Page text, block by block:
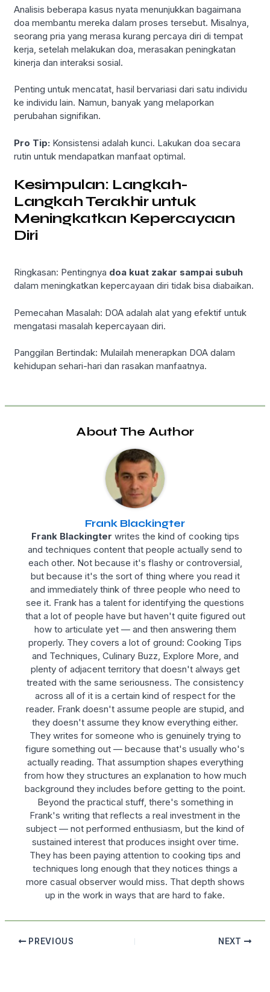
Analisis beberapa kasus nyata menunjukkan bagaimana
doa membantu mereka dalam proses tersebut. Misalnya,
seorang pria yang merasa kurang percaya diri di tempat
kerja, setelah melakukan doa, merasakan peningkatan
kinerja dan interaksi sosial.
Penting untuk mencatat, hasil bervariasi dari satu individu
ke individu lain. Namun, banyak yang melaporkan
perubahan signifikan.
Pro Tip: Konsistensi adalah kunci. Lakukan doa secara
rutin untuk mendapatkan manfaat optimal.
Kesimpulan: Langkah-
Langkah Terakhir untuk
Meningkatkan Kepercayaan
Diri
Ringkasan: Pentingnya doa kuat zakar sampai subuh
dalam meningkatkan kepercayaan diri tidak bisa diabaikan.
Pemecahan Masalah: DOA adalah alat yang efektif untuk
mengatasi masalah kepercayaan diri.
Panggilan Bertindak: Mulailah menerapkan DOA dalam
kehidupan sehari-hari dan rasakan manfaatnya.
About The Author
Frank Blackingter
Frank Blackingter writes the kind of cooking tips
and techniques content that people actually send to
each other. Not because it's flashy or controversial,
but because it's the sort of thing where you read it
and immediately think of three people who need to
see it. Frank has a talent for identifying the questions
that a lot of people have but haven't quite figured out
how to articulate yet — and then answering them
properly. They covers a lot of ground: Cooking Tips
and Techniques, Culinary Buzz, Explore More, and
plenty of adjacent territory that doesn't always get
treated with the same seriousness. The consistency
across all of it is a certain kind of respect for the
reader. Frank doesn't assume people are stupid, and
they doesn't assume they know everything either.
They writes for someone who is genuinely trying to
figure something out — because that's usually who's
actually reading. That assumption shapes everything
from how they structures an explanation to how much
background they includes before getting to the point.
Beyond the practical stuff, there's something in
Frank's writing that reflects a real investment in the
subject — not performed enthusiasm, but the kind of
sustained interest that produces insight over time.
They has been paying attention to cooking tips and
techniques long enough that they notices things a
more casual observer would miss. That depth shows
up in the work in ways that are hard to fake.
PREVIOUS NEXT